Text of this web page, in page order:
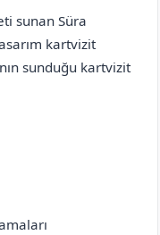
sunan Süra
kartvizit
sunduğu kartvizit